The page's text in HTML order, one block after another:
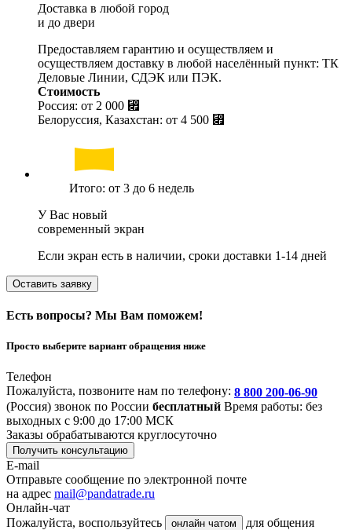
Доставка в любой город
и до двери
Предоставляем гарантию и осуществляем и
осуществляем доставку в любой населённый пункт: ТК
Деловые Линии, СДЭК или ПЭК.
Стоимость
Россия: от 2 000 ⃏
Белоруссия, Казахстан: от 4 500 ⃏
Итого: от 3 до 6 недель
У Вас новый
современный экран
Если экран есть в наличии, сроки доставки 1-14 дней
Оставить заявку
Есть вопросы? Мы Вам поможем!
Просто выберите вариант обращения ниже
Телефон
Пожалуйста, позвоните нам по телефону: 8 800 200-06-90
(Россия) звонок по России бесплатный Время работы: без
выходных с 9:00 до 17:00 МСК
Заказы обрабатываются круглосуточно
Получить консультацию
E-mail
Отправьте сообщение по электронной почте
на адрес mail@pandatrade.ru
Онлайн-чат
Пожалуйста, воспользуйтесь
онлайн чатом
для общения